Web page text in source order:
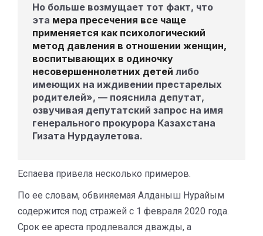
Но больше возмущает тот факт, что
эта мера пресечения все чаще
применяется как психологический
метод давления в отношении женщин,
воспитывающих в одиночку
несовершеннолетних детей либо
имеющих на иждивении престарелых
родителей», — пояснила депутат,
озвучивая депутатский запрос на имя
генерального прокурора Казахстана
Гизата Нурдаулетова.
Еспаева привела несколько примеров.
По ее словам, обвиняемая Алданыш Нурайым
содержится под стражей с 1 февраля 2020 года.
Срок ее ареста продлевался дважды, а